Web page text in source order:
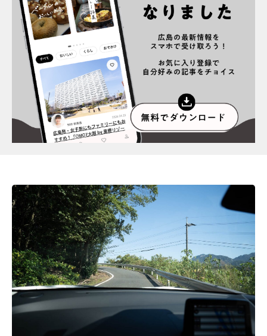
スポット情報 広告掲載について
プライバシーポリシー インフォマティブデータポリシー
お問合せ